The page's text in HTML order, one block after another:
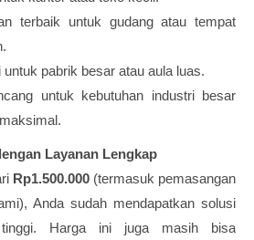
terbaik untuk gudang atau tempat
untuk pabrik besar atau aula luas.
untuk kebutuhan industri besar
Layanan Lengkap
Rp1.500.000(termasuk pemasangan
Anda sudah mendapatkan solusi
tinggi. Harga ini juga masih bisa